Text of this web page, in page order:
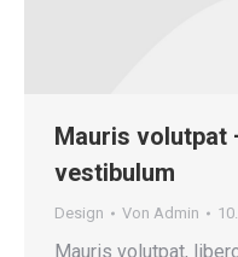
Mauris volutpat
vestibulum
Design Von Admin
Mauris volutpat,